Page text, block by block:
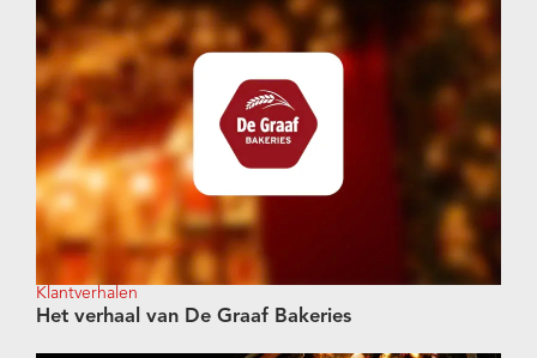
Klantverhalen
Het verhaal van De Graaf Bakeries